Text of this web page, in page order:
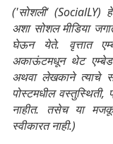
('सोशली' (SocialLY)
अशा सोशल मीडिया
घेऊन येते. वृत्तात
अकाऊंटमधून थेट एम्बेड
अथवा लेखकाने त्याचे
पोस्टमधील वस्तुस्थिती,
नाहीत. तसेच या
स्वीकारत नाही.)